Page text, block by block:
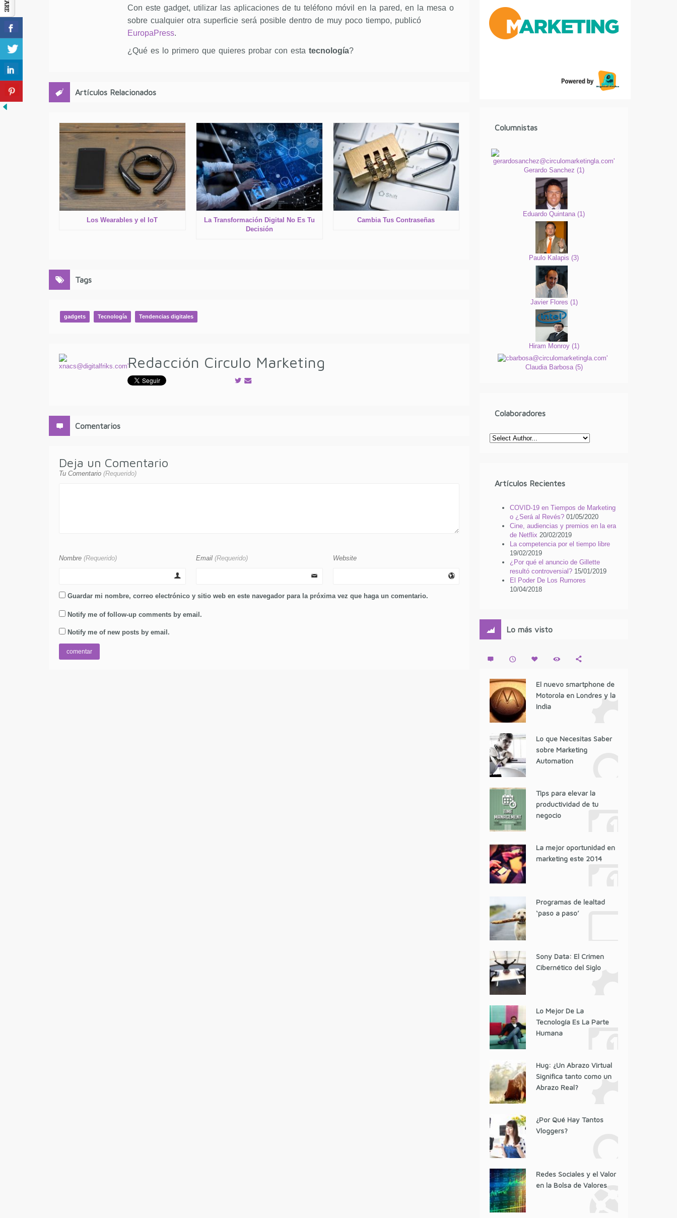
Con este gadget, utilizar las aplicaciones de tu teléfono móvil en la pared, en la mesa o
sobre cualquier otra superficie será posible dentro de muy poco tiempo, publicó
EuropaPress.
¿Qué es lo primero que quieres probar con esta tecnología?
Artículos Relacionados
Los Wearables y el IoT
La Transformación Digital No Es Tu
Decisión
Cambia Tus Contraseñas
Tags
gadgets Tecnología Tendencias digitales
Redacción Circulo Marketing
Comentarios
Deja un Comentario
Tu Comentario (Requerido)
Nombre (Requerido) Email (Requerido) Website
Guardar mi nombre, correo electrónico y sitio web en este navegador para la próxima vez que haga un comentario.
Notify me of follow-up comments by email.
Notify me of new posts by email.
Columnistas
Gerardo Sanchez (1)
Eduardo Quintana(1)
Paulo Kalapis(3)
Javier Flores (1)
Hiram Monroy (1 )
Claudia Barbosa (5)
Colaboradores
Artículos Recientes
COVID-19 en Tiempos de Marketing
o ¿Será al Revés? 01/05/2020
Cine, audiencias y premios en la era
de Netflix 20/02/2019
La competencia por el tiempo libre
19/02/2019
¿Por qué el anuncio de Gillette
resultó controversial? 15/01/2019
El Poder De Los Rumores
10/04/2018
Lo más visto
El nuevo smartphone de
Motorola en Londres y la
India
Lo que Necesitas Saber
sobre Marketing
Automation
Tips para elevar la
productividad de tu
negocio
La mejor oportunidad en
marketing este 2014
Programas de lealtad
‘paso a paso’
Sony Data: El Crimen
Cibernético del Siglo
Lo Mejor De La
Tecnología Es La Parte
Humana
Hug: ¿Un Abrazo Virtual
Significa tanto como un
Abrazo Real?
¿Por Qué Hay Tantos
Vloggers?
Redes Sociales y el Valor
en la Bolsa de Valores